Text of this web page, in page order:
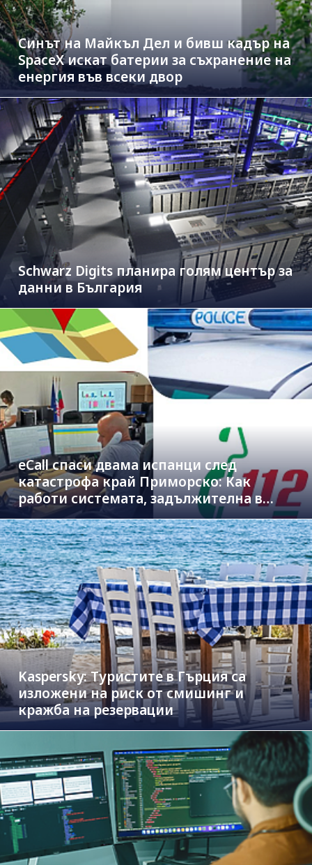
Синът на Майкъл Дeл и бивш кадър на
SpaceX искат батерии за съхранение на
енергия във всеки двор
Schwarz Digits планира голям център за
данни в България
eCall спаси двама испанци след
катастрофа край Приморско: Как
работи системата, задължителна в
новите коли
Kaspersky: Туристите в Гърция са
изложени на риск от смишинг и
кражба на резервации